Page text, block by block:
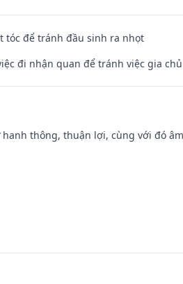
tóc để tránh đầu sinh ra nhọt
đi nhận quan để tránh việc gia
thông, thuận lợi, cùng với đó